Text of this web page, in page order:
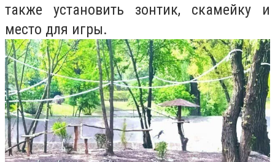
также установить зонтик, скамейку и
место для игры.